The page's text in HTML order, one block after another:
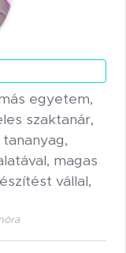
egyetem,
szaktanár,
magas
vállal,